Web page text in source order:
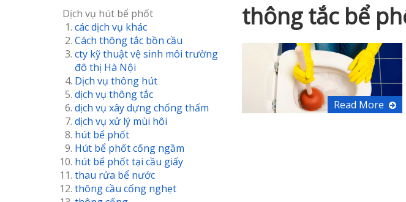
thông tắc bể
Read More
Dịch vụ hút bể phốt
các dịch vụ khác
Cách thông tắc bồn cầu
cty kỹ thuật vệ sinh môi trường
đô thị Hà Nội
Dịch vụ thông hút
dịch vụ thông tắc
dịch vụ xây dựng chống thấm
dịch vụ xử lý mùi hôi
hút bể phốt
Hút bể phốt cống ngầm
hút bể phốt tại cầu giấy
thau rửa bể nước
thông cầu cống nghẹt